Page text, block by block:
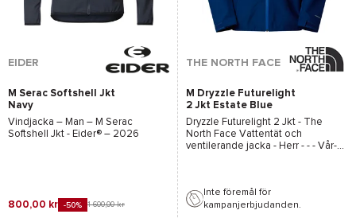
EIDER
M Serac Softshell Jkt
Navy
Vindjacka – Man – M Serac
Softshell Jkt - Eider® – 2026
800,00 kr -50% 1 600,00 kr
THE NORTH FACE
M Dryzzle Futurelight
2 Jkt Estate Blue
Dryzzle Futurelight 2 Jkt - The
North Face Vattentät och
ventilerande jacka - Herr - - - Vår-
Inte föremål för
kampanjerbjudanden.